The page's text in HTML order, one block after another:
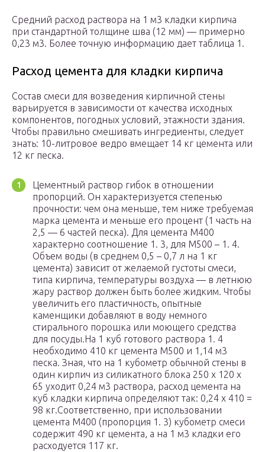
Средний расход раствора на 1 м3 кладки кирпича
при стандартной толщине шва (12 мм) — примерно
0,23 м3. Более точную информацию дает таблица 1.
Расход цемента для кладки кирпича
Состав смеси для возведения кирпичной стены
варьируется в зависимости от качества исходных
компонентов, погодных условий, этажности здания.
Чтобы правильно смешивать ингредиенты, следует
знать: 10-литровое ведро вмещает 14 кг цемента или
12 кг песка.
Цементный раствор гибок в отношении
пропорций. Он характеризуется степенью
прочности: чем она меньше, тем ниже требуемая
марка цемента и меньше его процент (1 часть на
2,5 — 6 частей песка). Для цемента М400
характерно соотношение 1. 3, для М500 – 1. 4.
Объем воды (в среднем 0,5 – 0,7 л на 1 кг
цемента) зависит от желаемой густоты смеси,
типа кирпича, температуры воздуха — в летнюю
жару раствор должен быть более жидким. Чтобы
увеличить его пластичность, опытные
каменщики добавляют в воду немного
стирального порошка или моющего средства
для посуды.На 1 куб готового раствора 1. 4
необходимо 410 кг цемента М500 и 1,14 м3
песка. Зная, что на 1 кубометр обычной стены в
один кирпич из силикатного блока 250 х 120 х
65 уходит 0,24 м3 раствора, расход цемента на
куб кладки кирпича определяют так: 0,24 х 410 =
98 кг.Соответственно, при использовании
цемента М400 (пропорция 1. 3) кубометр смеси
содержит 490 кг цемента, а на 1 м3 кладки его
расходуется 117 кг.